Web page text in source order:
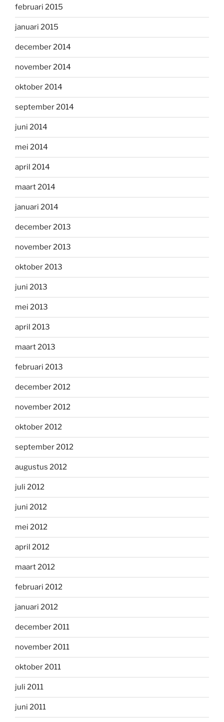
februari 2015
januari 2015
december 2014
november 2014
oktober 2014
september 2014
juni 2014
mei 2014
april 2014
maart 2014
januari 2014
december 2013
november 2013
oktober 2013
juni 2013
mei 2013
april 2013
maart 2013
februari 2013
december 2012
november 2012
oktober 2012
september 2012
augustus 2012
juli 2012
juni 2012
mei 2012
april 2012
maart 2012
februari 2012
januari 2012
december 2011
november 2011
oktober 2011
juli 2011
juni 2011